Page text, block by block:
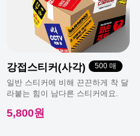
여름휴가 안내
광복절 휴무안내
강접스티커(사각) 500 매
일반 스티커에 비해 끈끈하게 착 달
라붙는 힘이 남다른 스티커에요.
5,800원